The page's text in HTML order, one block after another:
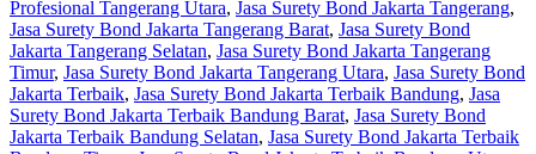
Profesional Tangerang Utara, Jasa Surety Bond Jakarta Tangerang,
Jasa Surety Bond Jakarta Tangerang Barat, Jasa Surety Bond
Jakarta Tangerang Selatan, Jasa Surety Bond Jakarta Tangerang
Timur, Jasa Surety Bond Jakarta Tangerang Utara, Jasa Surety Bond
Jakarta Terbaik, Jasa Surety Bond Jakarta Terbaik Bandung, Jasa
Surety Bond Jakarta Terbaik Bandung Barat, Jasa Surety Bond
Jakarta Terbaik Bandung Selatan, Jasa Surety Bond Jakarta Terbaik